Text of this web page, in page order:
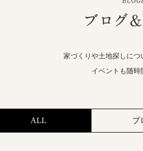
家づくりや土地探しにつ
イベントも随時
ALL ブ